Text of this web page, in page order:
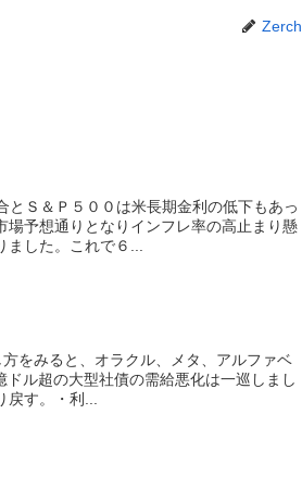
Zerch
Ｓ＆Ｐ５００は米長期金利の低下もあっ
予想通りとなりインフレ率の高止まり懸
した。これで６...
をみると、オラクル、メタ、アルファベ
ル超の大型社債の需給悪化は一巡しまし
す。・利...